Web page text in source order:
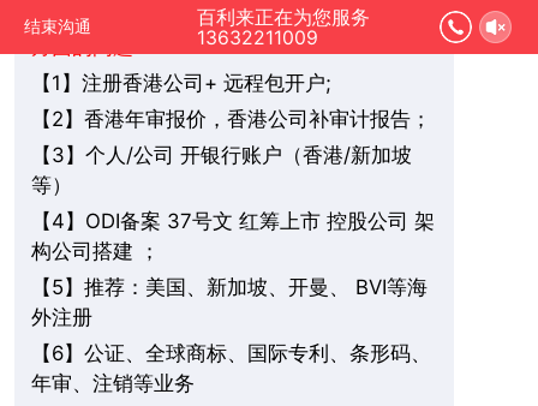
结束沟通
百利来正在为您服务
13632211009
您好，我是在线人工客服，您是想要了解哪
【 1】注册香港公司+ 远程包开户;
【 2】香港年审报价，香港公司补审计报告；
【 3】个人/公司 开银行账户（香港/新加坡
等）
【 4】ODI备案 37号文 红筹上市 控股公司 架
构公司搭建 ；
【 5】推荐：美国、新加坡、 开曼、 BVI等海
外注册
【 6】公证、全球商标、国际专利、条形码、
年审、注销等业务